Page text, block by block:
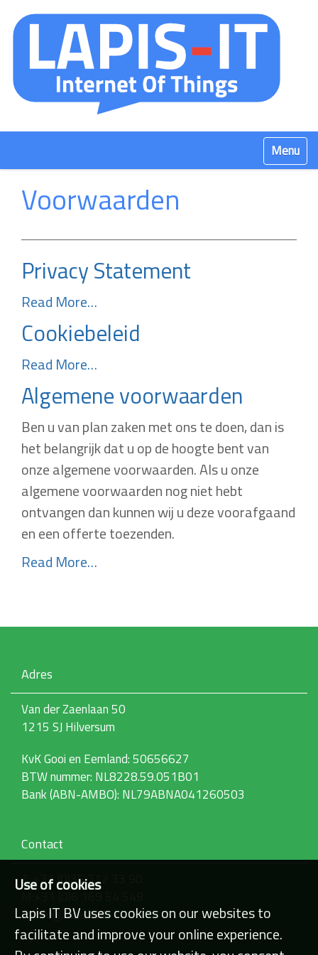
Klap
Voorwaarden
Privacy Statement
Read More…
Cookiebeleid
Read More…
Algemene voorwaarden
Ben u van plan zaken met ons te doen, dan is
het belangrijk dat u op de hoogte bent van
onze algemene voorwaarden. Als u onze
algemene voorwaarden nog niet hebt
ontvangen dan kunnen wij u deze voorafgaand
en een offerte toezenden.
Read More…
Adres
Van der Zaenlaan 50
1215 SJ Hilversum
KvK Gooi en Eemland: 50656627
BTW nummer: NL8228.59.051B01
Bank (ABN-AMBO): NL79ABNA041260503
Contact
T: +31 (0)35 712 33 90
E: info@lapisit.nl
Use of cookies
Lapis IT BV uses cookies on our websites to
facilitate and improve your online experience.